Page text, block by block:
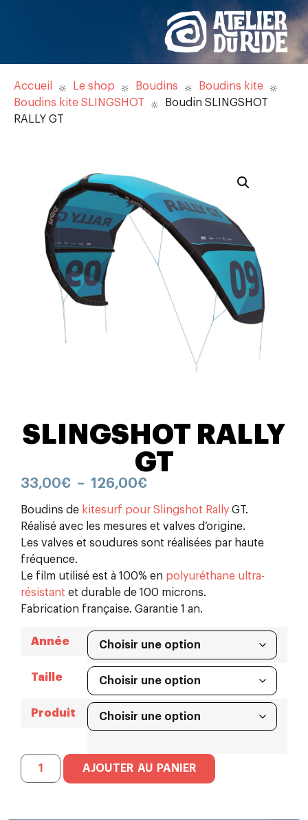
Accueil Le shop Boudins
Boudins kite
Boudins kite SLINGSHOT
Boudin SLINGSHOT
RALLY GT
SLINGSHOT RALLY
GT
33,00€ – 126,00€
Boudins de kitesurf pour Slingshot Rally GT.
Réalisé avec les mesures et valves d’origine.
Les valves et soudures sont réalisées par haute
fréquence.
Le film utilisé est à 100% en polyuréthane ultra-
résistant et durable de 100 microns.
Fabrication française. Garantie 1 an.
Année
Taille
Produit
AJOUTER AU PANIER